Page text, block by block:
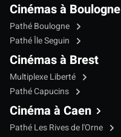
Cinémas à Boulogne
Pathé Boulogne
Pathé Île Seguin
Cinémas à Brest
Multiplexe Liberté
Pathé Capucins
Cinéma à Caen
Pathé Les Rives de l'Orne